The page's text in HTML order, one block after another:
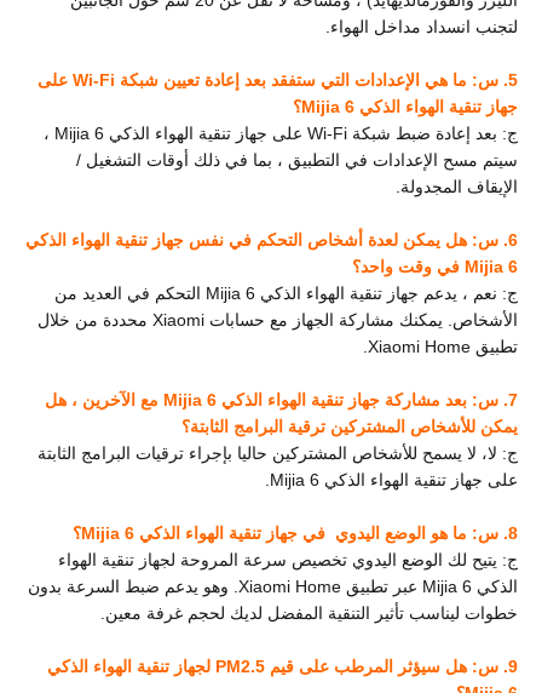
لتجنب انسداد مداخل الهواء.
5. س: ما هي الإعدادات التي ستفقد بعد إعادة تعيين شبكة Wi-Fi على
جهاز تنقية الهواء الذكي Mijia 6؟
ج: بعد إعادة ضبط شبكة Wi-Fi على جهاز تنقية الهواء الذكي Mijia 6 ،
سيتم مسح الإعدادات في التطبيق ، بما في ذلك أوقات التشغيل /
الإيقاف المجدولة.
6. س: هل يمكن لعدة أشخاص التحكم في نفس جهاز تنقية الهواء الذكي
Mijia 6 في وقت واحد؟
ج: نعم ، يدعم جهاز تنقية الهواء الذكي Mijia 6 التحكم في العديد من
الأشخاص. يمكنك مشاركة الجهاز مع حسابات Xiaomi محددة من خلال
تطبيق Xiaomi Home.
7. س: بعد مشاركة جهاز تنقية الهواء الذكي Mijia 6 مع الآخرين ، هل
يمكن للأشخاص المشتركين ترقية البرامج الثابتة؟
ج: لا، لا يسمح للأشخاص المشتركين حاليا بإجراء ترقيات البرامج الثابتة
على جهاز تنقية الهواء الذكي Mijia 6.
8. س: ما هو الوضع اليدوي
في جهاز تنقية الهواء الذكي Mijia 6؟
ج: يتيح لك الوضع اليدوي تخصيص سرعة المروحة لجهاز تنقية الهواء
الذكي Mijia 6 عبر تطبيق Xiaomi Home. وهو يدعم ضبط السرعة بدون
خطوات ليناسب تأثير التنقية المفضل لديك لحجم غرفة معين.
9. س: هل سيؤثر المرطب على قيم PM2.5 لجهاز تنقية الهواء الذكي